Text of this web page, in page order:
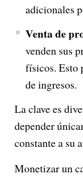
adicionales
Venta de
venden sus
físicos. Esto
de ingresos.
La clave es
depender
constante a su
Monetizar un